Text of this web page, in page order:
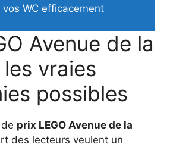
WC efficacement
Avenue de la
vraies
possibles
prix LEGO Avenue de la
des lecteurs veulent un